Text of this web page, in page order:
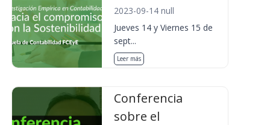
2023-09-14 null
Jueves 14 y Viernes 15 de
sept...
Leer más
Conferencia
sobre el